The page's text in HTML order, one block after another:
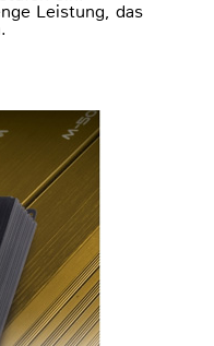
Leistung, das